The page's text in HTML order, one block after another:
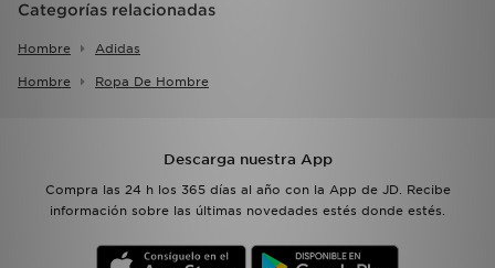
Categorías relacionadas
Hombre Adidas
Hombre Ropa De Hombre
Descarga nuestra App
Compra las 24 h los 365 días al año con la App de JD. Recibe
información sobre las últimas novedades estés donde estés.